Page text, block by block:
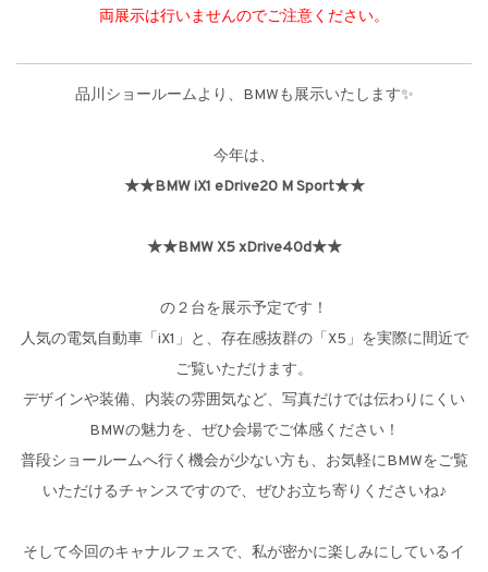
両展示は行いませんのでご注意ください。
品川ショールームより、BMWも展示いたします✨
今年は、
★★BMW iX1 eDrive20 M Sport★★
★★BMW X5 xDrive40d★★
の２台を展示予定です！
人気の電気自動車「iX1」と、存在感抜群の「X5」を実際に間近で
ご覧いただけます。
デザインや装備、内装の雰囲気など、写真だけでは伝わりにくい
BMWの魅力を、ぜひ会場でご体感ください！
普段ショールームへ行く機会が少ない方も、お気軽にBMWをご覧
いただけるチャンスですので、ぜひお立ち寄りくださいね♪
そして今回のキャナルフェスで、私が密かに楽しみにしているイ